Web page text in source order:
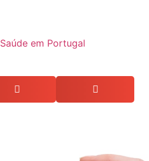
Saúde em Portugal